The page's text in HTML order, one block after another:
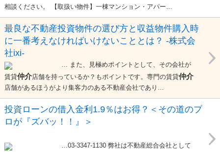
相談ください。 【取扱い物件】一棟マンション・アパー…
最良な不動産投資物件の選び方と収益物件購入時
に一番考えなければいけないこととは？ -株式会
社ixi-
… また、見極めポイントとして、その会社が
賃貸仲介店舗を持っているか？もポイントです。専門の賃貸仲介
店舗があるほうがより集客力のある不動産会社であり…
投資ローンの借入金利1.9％はお得？＜その道のプ
ロが『ズバッ！！』＞
…03-3347-1130 弊社は不動産総合会社として